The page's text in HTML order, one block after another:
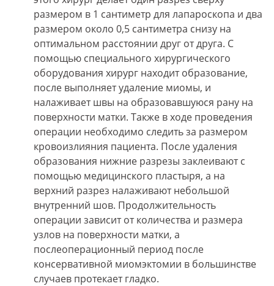
размером в 1 сантиметр для лапароскопа и два
размером около 0,5 сантиметра снизу на
оптимальном расстоянии друг от друга. С
помощью специального хирургического
оборудования хирург находит образование,
после выполняет удаление миомы, и
налаживает швы на образовавшуюся рану на
поверхности матки. Также в ходе проведения
операции необходимо следить за размером
кровоизлияния пациента. После удаления
образования нижние разрезы заклеивают с
помощью медицинского пластыря, а на
верхний разрез налаживают небольшой
внутренний шов. Продолжительность
операции зависит от количества и размера
узлов на поверхности матки, а
послеоперационный период после
консервативной миомэктомии в большинстве
случаев протекает гладко.